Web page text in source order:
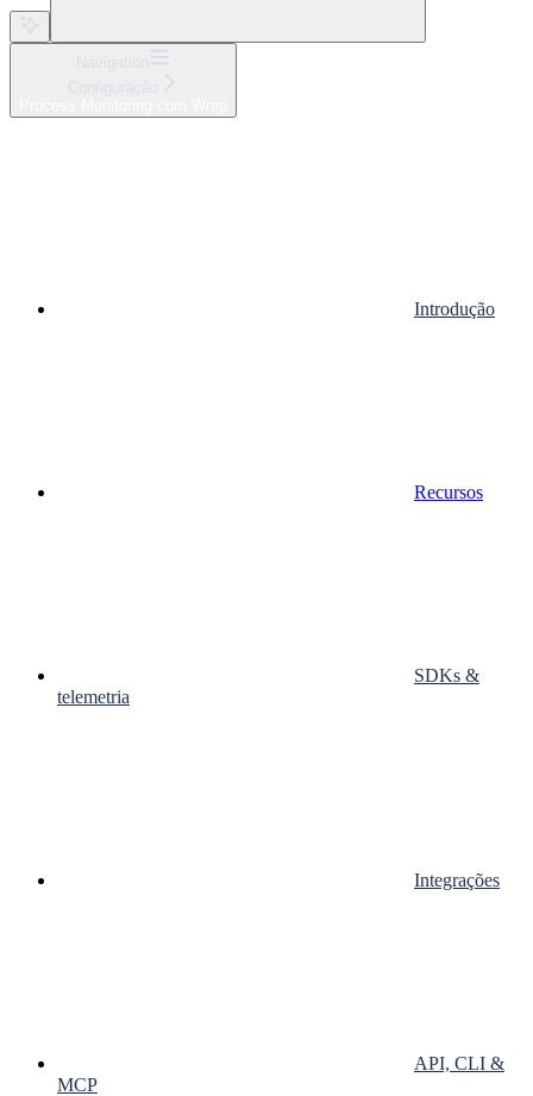
Introdução
Recursos
SDKs &
telemetria
Integrações
API, CLI &
MCP